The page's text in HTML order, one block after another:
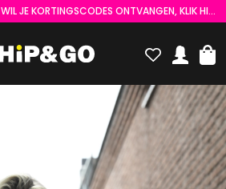
WIL JE KORTINGSCODES ONTVANGEN, KLIK HIER :)